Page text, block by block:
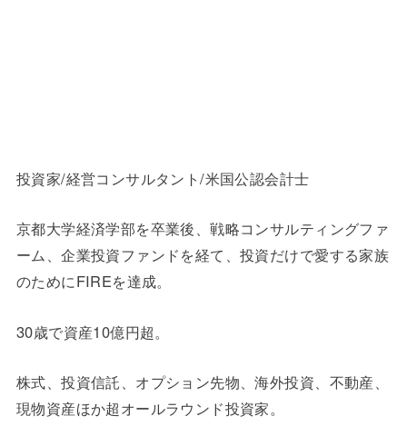
投資家/経営コンサルタント/米国公認会計士
京都大学経済学部を卒業後、戦略コンサルティングファ
ーム、企業投資ファンドを経て、投資だけで愛する家族
のためにFIREを達成。
30歳で資産10億円超。
株式、投資信託、オプション先物、海外投資、不動産、
現物資産ほか超オールラウンド投資家。